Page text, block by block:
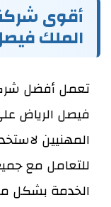
أقوى
الملك
تعمل أفضل
فيصل الرياض
المهنيين
للتعامل مع
الخدمة بشكل